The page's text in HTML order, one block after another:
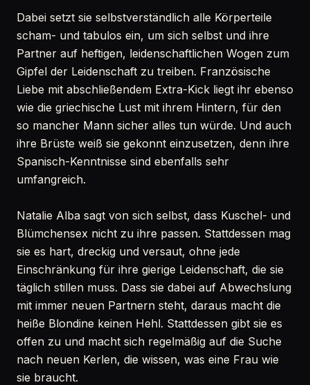
Dabei setzt sie selbstverständlich alle Körperteile
scham- und tabulos ein, um sich selbst und ihre
Partner auf heftigen, leidenschaftlichen Wogen zum
Gipfel der Leidenschaft zu treiben. Französische
Liebe mit abschließendem Extra-Kick liegt ihr ebenso
wie die griechische Lust mit ihrem Hintern, für den
so mancher Mann sicher alles tun würde. Und auch
ihre Brüste weiß sie gekonnt einzusetzen, denn ihre
Spanisch-Kenntnisse sind ebenfalls sehr
umfangreich.
Natalie Alba sagt von sich selbst, dass Kuschel- und
Blümchensex nicht zu ihre passen. Stattdessen mag
sie es hart, dreckig und versaut, ohne jede
Einschränkung für ihre gierige Leidenschaft, die sie
täglich stillen muss. Dass sie dabei auf Abwechslung
mit immer neuen Partnern steht, daraus macht die
heiße Blondine keinen Hehl. Stattdessen gibt sie es
offen zu und macht sich regelmäßig auf die Suche
nach neuen Kerlen, die wissen, was eine Frau wie
sie braucht.